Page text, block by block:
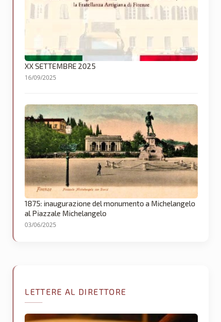
XX SETTEMBRE 2025
16/09/2025
1875: inaugurazione del monumento a Michelangelo
al Piazzale Michelangelo
03/06/2025
LETTERE AL DIRETTORE